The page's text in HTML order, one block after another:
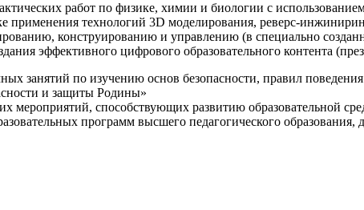
работ по физике, химии и биологии с
применения технологий 3D моделирования, реверс-
конструированию и управлению (в специально
эффективного цифрового образовательного контента
занятий по изучению основ безопасности, правил
и защиты Родины»
мероприятий, способствующих развитию образовательной
программ высшего педагогического